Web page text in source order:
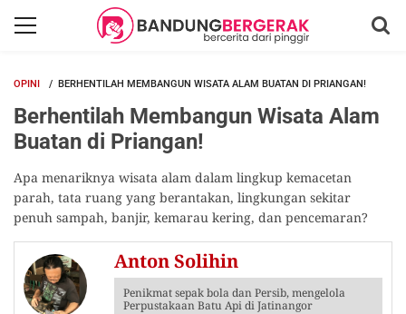
OPINI BERHENTILAH MEMBANGUN WISATA ALAM BUATAN DI PRIANGAN!
Berhentilah Membangun Wisata Alam
Buatan di Priangan!
Apa menariknya wisata alam dalam lingkup kemacetan
parah, tata ruang yang berantakan, lingkungan sekitar
penuh sampah, banjir, kemarau kering, dan pencemaran?
Anton Solihin
Penikmat sepak bola dan Persib, mengelola
Perpustakaan Batu Api di Jatinangor